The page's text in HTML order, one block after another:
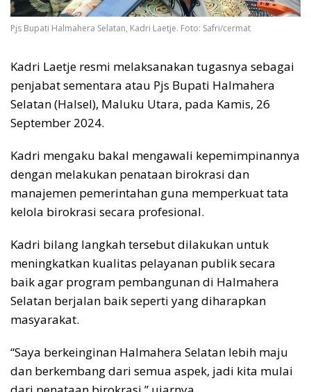
Pjs Bupati Halmahera Selatan, Kadri Laetje. Foto: Safri/cermat
Kadri Laetje resmi melaksanakan tugasnya sebagai
penjabat sementara atau Pjs Bupati Halmahera
Selatan (Halsel), Maluku Utara, pada Kamis, 26
September 2024.
Kadri mengaku bakal mengawali kepemimpinannya
dengan melakukan penataan birokrasi dan
manajemen pemerintahan guna memperkuat tata
kelola birokrasi secara profesional.
Kadri bilang langkah tersebut dilakukan untuk
meningkatkan kualitas pelayanan publik secara
baik agar program pembangunan di Halmahera
Selatan berjalan baik seperti yang diharapkan
masyarakat.
“Saya berkeinginan Halmahera Selatan lebih maju
dan berkembang dari semua aspek, jadi kita mulai